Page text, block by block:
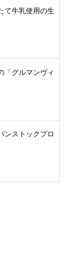
て牛乳使用の生
「グルマンヴィ
ンストックプロ